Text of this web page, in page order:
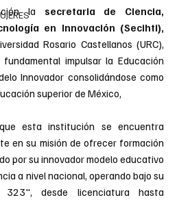
la secretaria de Ciencia,
Rosario Castellanos (URC),
impulsar la Educación
Innovador consolidándose como
superior de México,
esta institución se encuentra
en su misión de ofrecer formación
por su innovador modelo educativo
a nivel nacional, operando bajo su
323", desde licenciatura hasta